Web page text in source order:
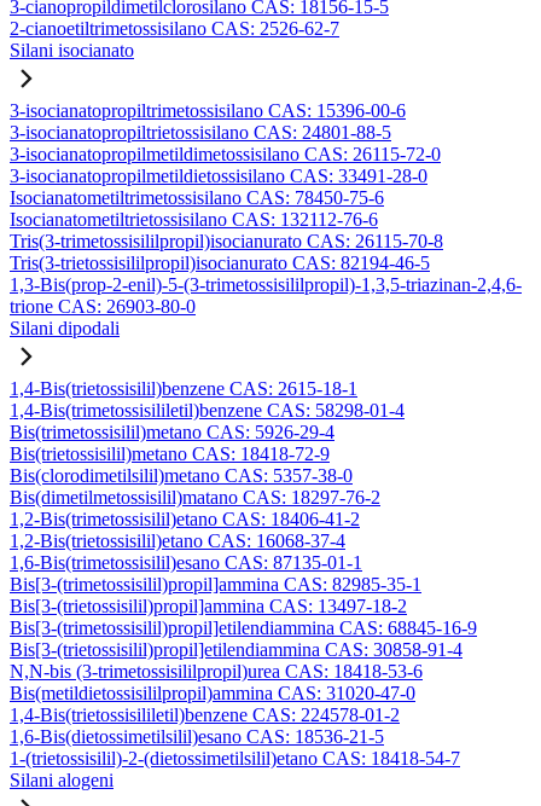
3-cianopropildimetilclorosilano CAS: 18156-15-5
2-cianoetiltrimetossisilano CAS: 2526-62-7
Silani isocianato
3-isocianatopropiltrimetossisilano CAS: 15396-00-6
3-isocianatopropiltrietossisilano CAS: 24801-88-5
3-isocianatopropilmetildimetossisilano CAS: 26115-72-0
3-isocianatopropilmetildietossisilano CAS: 33491-28-0
Isocianatometiltrimetossisilano CAS: 78450-75-6
Isocianatometiltrietossisilano CAS: 132112-76-6
Tris(3-trimetossisililpropil)isocianurato CAS: 26115-70-8
Tris(3-trietossisililpropil)isocianurato CAS: 82194-46-5
1,3-Bis(prop-2-enil)-5-(3-trimetossisililpropil)-1,3,5-triazinan-2,4,6-
trione CAS: 26903-80-0
Silani dipodali
1,4-Bis(trietossisilil)benzene CAS: 2615-18-1
1,4-Bis(trimetossisililetil)benzene CAS: 58298-01-4
Bis(trimetossisilil)metano CAS: 5926-29-4
Bis(trietossisilil)metano CAS: 18418-72-9
Bis(clorodimetilsilil)metano CAS: 5357-38-0
Bis(dimetilmetossisilil)matano CAS: 18297-76-2
1,2-Bis(trimetossisilil)etano CAS: 18406-41-2
1,2-Bis(trietossisilil)etano CAS: 16068-37-4
1,6-Bis(trimetossisilil)esano CAS: 87135-01-1
Bis[3-(trimetossisilil)propil]ammina CAS: 82985-35-1
Bis[3-(trietossisilil)propil]ammina CAS: 13497-18-2
Bis[3-(trimetossisilil)propil]etilendiammina CAS: 68845-16-9
Bis[3-(trietossisilil)propil]etilendiammina CAS: 30858-91-4
N,N-bis (3-trimetossisililpropil)urea CAS: 18418-53-6
Bis(metildietossisililpropil)ammina CAS: 31020-47-0
1,4-Bis(trietossisililetil)benzene CAS: 224578-01-2
1,6-Bis(dietossimetilsilil)esano CAS: 18536-21-5
1-(trietossisilil)-2-(dietossimetilsilil)etano CAS: 18418-54-7
Silani alogeni